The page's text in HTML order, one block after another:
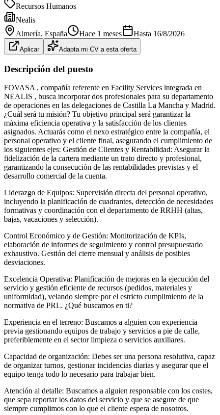
Recursos Humanos
Nealis
Almería, España Hace 1 meses Hasta 16/8/2026
Aplicar Adapta mi CV a esta oferta
Descripción del puesto
FOVASA , compañía referente en Facility Services integrada en
NEALIS , busca incorporar dos profesionales para su departamento
de operaciones en las delegaciones de Castilla La Mancha y Madrid.
¿Cuál será tu misión? Tu objetivo principal será garantizar la
máxima eficiencia operativa y la satisfacción de los clientes
asignados. Actuarás como el nexo estratégico entre la compañía, el
personal operativo y el cliente final, asegurando el cumplimiento de
los siguientes ejes: Gestión de Clientes y Rentabilidad: Asegurar la
fidelización de la cartera mediante un trato directo y profesional,
garantizando la consecución de las rentabilidades previstas y el
desarrollo comercial de la cuenta.
Liderazgo de Equipos: Supervisión directa del personal operativo,
incluyendo la planificación de cuadrantes, detección de necesidades
formativas y coordinación con el departamento de RRHH (altas,
bajas, vacaciones y selección).
Control Económico y de Gestión: Monitorización de KPIs,
elaboración de informes de seguimiento y control presupuestario
exhaustivo. Gestión del cierre mensual y análisis de posibles
desviaciones.
Excelencia Operativa: Planificación de mejoras en la ejecución del
servicio y gestión eficiente de recursos (pedidos, materiales y
uniformidad), velando siempre por el estricto cumplimiento de la
normativa de PRL. ¿Qué buscamos en ti?
Experiencia en el terreno: Buscamos a alguien con experiencia
previa gestionando equipos de trabajo y servicios a pie de calle,
preferiblemente en el sector limpieza o servicios auxiliares.
Capacidad de organización: Debes ser una persona resolutiva, capaz
de organizar turnos, gestionar incidencias diarias y asegurar que el
equipo tenga todo lo necesario para trabajar bien.
Atención al detalle: Buscamos a alguien responsable con los costes,
que sepa reportar los datos del servicio y que se asegure de que
siempre cumplimos con lo que el cliente espera de nosotros.